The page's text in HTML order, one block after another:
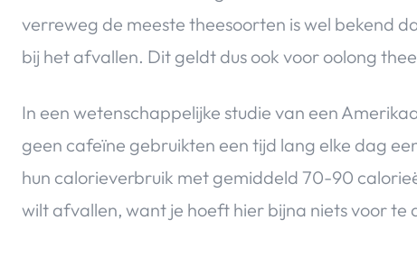
verreweg de meeste theesoorten is wel bekend
bij het afvallen. Dit geldt dus ook voor oolong
In een wetenschappelijke studie van een
geen cafeïne gebruikten een tijd lang elke dag
hun calorieverbruik met gemiddeld 70-90
wilt afvallen, want je hoeft hier bijna niets voor te